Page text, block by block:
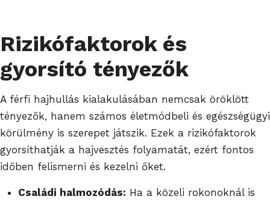
Rizikófaktorok és
gyorsító tényezők
A férfi hajhullás kialakulásában nemcsak öröklött
tényezők, hanem számos életmódbeli és egészségügyi
körülmény is szerepet játszik. Ezek a rizikófaktorok
gyorsíthatják a hajvesztés folyamatát, ezért fontos
időben felismerni és kezelni őket.
Családi halmozódás: Ha a közeli rokonoknál is